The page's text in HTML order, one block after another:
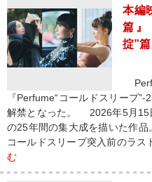
本編
篇』
掟”
『Perfume“コールドスリープ
解禁となった。 2026年5月15
の25年間の集大成を描いた作
コールドスリープ突入前のラス
む